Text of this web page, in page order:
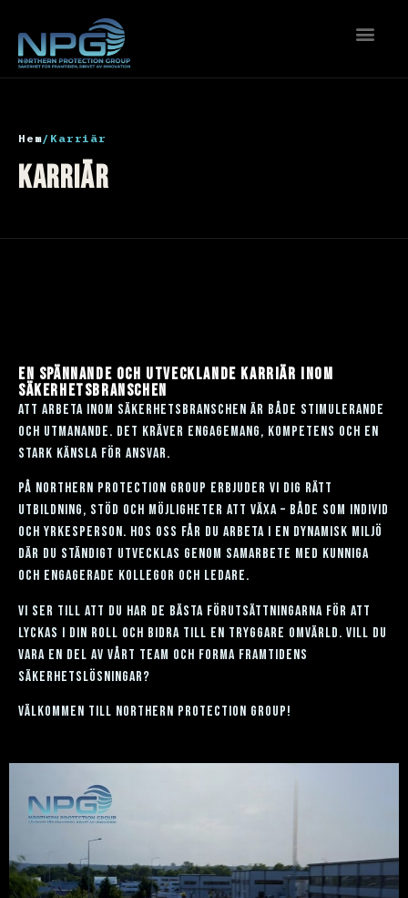
hem/ karriär
karriär
en spännande och utvecklande karriär inom
säkerhetsbranschen
att arbeta inom säkerhetsbranschen är både stimulerande
och utmanande. det kräver engagemang, kompetens och en
stark känsla för ansvar.
på northern protection group erbjuder vi dig rätt
utbildning, stöd och möjligheter att växa – både som individ
och yrkesperson. hos oss får du arbeta i en dynamisk miljö
där du ständigt utvecklas genom samarbete med kunniga
och engagerade kollegor och ledare.
vi ser till att du har de bästa förutsättningarna för att
lyckas i din roll och bidra till en tryggare omvärld. vill du
vara en del av vårt team och forma framtidens
säkerhetslösningar?
välkommen till northern protection group!